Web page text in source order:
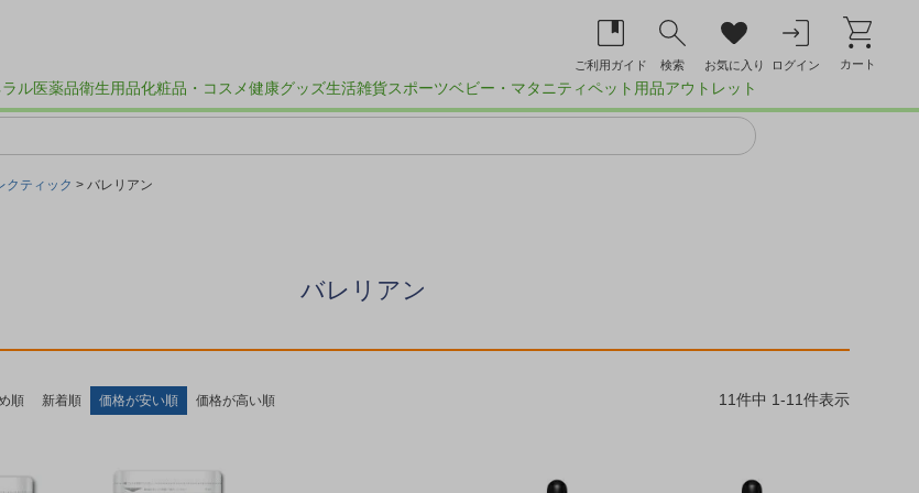
ご利用ガイド 検索 お気に入り ログイン カート
ル医薬品衛生用品化粧品・コスメ健康グッズ生活雑貨スポーツベビー・マタニティペット用品アウトレット
クティック バレリアン
バレリアン
順 新着順 価格が安い順 価格が高い順 11件中 1-11件表示